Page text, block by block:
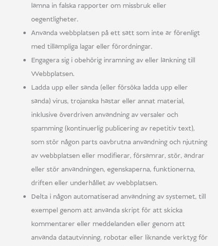
lämna in falska rapporter om missbruk eller
oegentligheter.
Använda webbplatsen på ett sätt som inte är förenligt
med tillämpliga lagar eller förordningar.
Engagera sig i obehörig inramning av eller länkning till
Webbplatsen.
Ladda upp eller sända (eller försöka ladda upp eller
sända) virus, trojanska hästar eller annat material,
inklusive överdriven användning av versaler och
spamming (kontinuerlig publicering av repetitiv text),
som stör någon parts oavbrutna användning och njutning
av webbplatsen eller modifierar, försämrar, stör, ändrar
eller stör användningen, egenskaperna, funktionerna,
driften eller underhållet av webbplatsen.
Delta i någon automatiserad användning av systemet, till
exempel genom att använda skript för att skicka
kommentarer eller meddelanden eller genom att
använda datautvinning, robotar eller liknande verktyg för